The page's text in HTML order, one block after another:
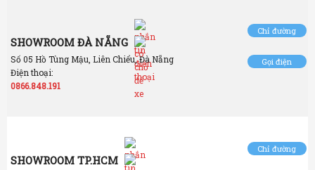
SHOWROOM ĐÀ NẴNG
Số 05 Hồ Tùng Mậu, Liên Chiểu, Đà Nẵng
Điện thoại:
0866.848.191
Chỉ đường
Gọi điện
SHOWROOM TP.HCM
Chỉ đường